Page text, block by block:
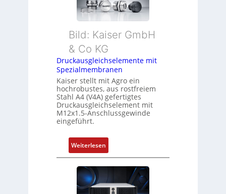
Bild: Kaiser GmbH
& Co KG
Druckausgleichselemente mit
Spezialmembranen
Kaiser stellt mit Agro ein
hochrobustes, aus rostfreiem
Stahl A4 (V4A) gefertigtes
Druckausgleichselement mit
M12x1.5-Anschlussgewinde
eingeführt.
Weiterlesen:
D
r
u
c